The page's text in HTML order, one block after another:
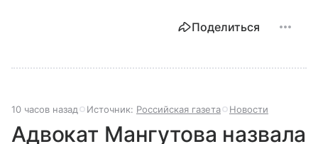
Поделиться
10 часов назад Источник: Российская газета Новости
Адвокат Мангутова назвала